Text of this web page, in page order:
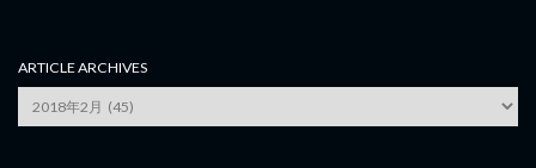
ARTICLE ARCHIVES
Article
Archives